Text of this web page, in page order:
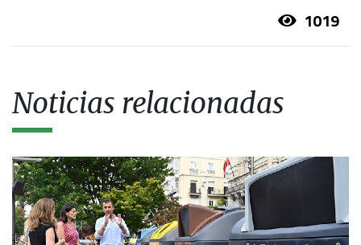
1019
Noticias relacionadas